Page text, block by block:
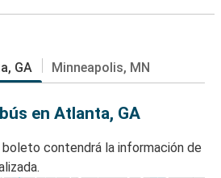
GA Minneapolis, MN
en Atlanta, GA
contendrá la información de